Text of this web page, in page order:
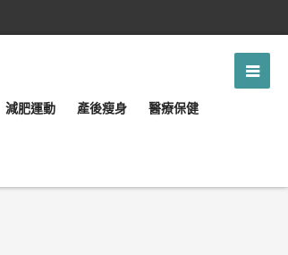
減肥運動 產後瘦身 醫療保健